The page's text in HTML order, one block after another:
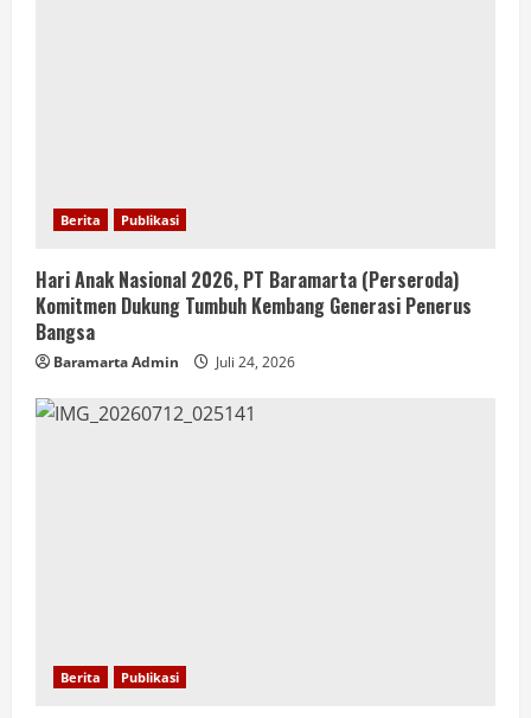
Berita Publikasi
Hari Anak Nasional 2026, PT Baramarta (Perseroda)
Komitmen Dukung Tumbuh Kembang Generasi Penerus
Bangsa
Baramarta Admin Juli 24, 2026
Berita Publikasi